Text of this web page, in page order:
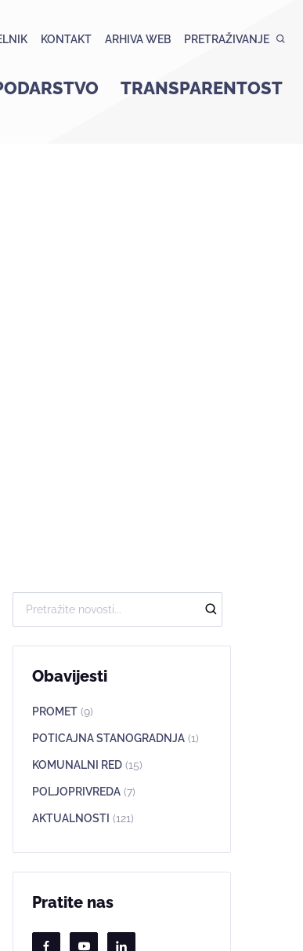
KONTAKT ARHIVA WEB PRETRAŽIVANJE
TRANSPARENTOST
Obavijesti
PROMET (9)
POTICAJNA STANOGRADNJA (1)
KOMUNALNI RED (15)
POLJOPRIVREDA (7)
AKTUALNOSTI (121)
Pratite nas